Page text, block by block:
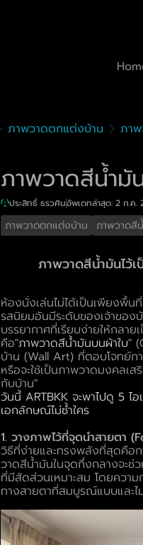
ภาพวาดตกแต่งบ้าน ภา
ภาพวาดสีน้ำมั
ประสิทธิ์ ธรวศินอัพเดทล่าสุด: 2 ก.ค.
ภาพวาดตกแต่งบ้าน ภาพวาดสี
ภาพวาดสีน้ำมันไว้
ห้องนั่งเล่นไม่ได้เป็นเพียงพื้
รสนิยมอันมีระดับของเจ้าขอ
บรรยากาศที่เรียบง่ายให้กลา
คือ"ภาพวาดสีน้ำมันบนผ้าใบ" (
บ้าน (Wall Art) ที่ตอบโจทย์ก
หรือจะใช้เป็นภาพวาดมงคลเส
กับบ้าน"
วันนี้ ARTBKK จะพาไปดู 5 ไ
เอกลักษณ์ไม่ซ้ำใคร
1. วางภาพไว้ที่จุดนำสายตา
วิธีที่ง่ายและทรงพลังที่สุดคือ
วาดสีน้ำมันในจุดกึ่งกลางจะ
ที่มีสัดส่วนเหมาะสม โดยควา
ทางสายตาที่สมบูรณ์แบบและ